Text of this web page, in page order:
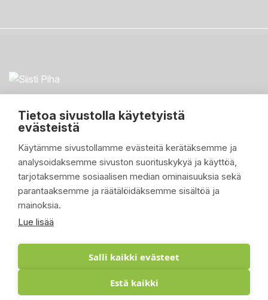
Tietoa sivustolla käytetyistä
evästeistä
Käytämme sivustollamme evästeitä kerätäksemme ja
analysoidaksemme sivuston suorituskykyä ja käyttöä,
tarjotaksemme sosiaalisen median ominaisuuksia sekä
parantaaksemme ja räätälöidäksemme sisältöä ja
mainoksia.
Lue lisää
Salli kaikki evästeet
Estä kaikki
PIKALINKIT
TUOTTEET
